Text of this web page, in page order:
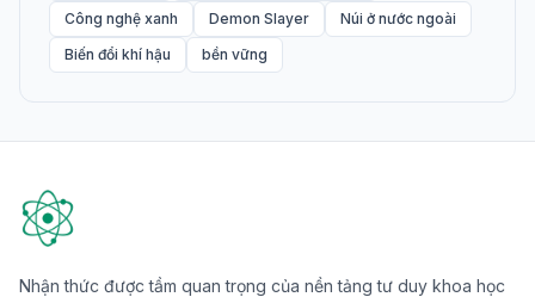
Công nghệ xanh
Demon Slayer
Núi ở nước ngoài
Biến đổi khí hậu
bền vững
Nhận thức được tầm quan trọng của nền tảng tư duy khoa học